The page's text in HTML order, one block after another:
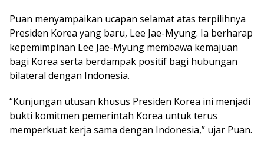
Puan menyampaikan ucapan selamat atas terpilihnya
Presiden Korea yang baru, Lee Jae-Myung. Ia berharap
kepemimpinan Lee Jae-Myung membawa kemajuan
bagi Korea serta berdampak positif bagi hubungan
bilateral dengan Indonesia.
“Kunjungan utusan khusus Presiden Korea ini menjadi
bukti komitmen pemerintah Korea untuk terus
memperkuat kerja sama dengan Indonesia,” ujar Puan.